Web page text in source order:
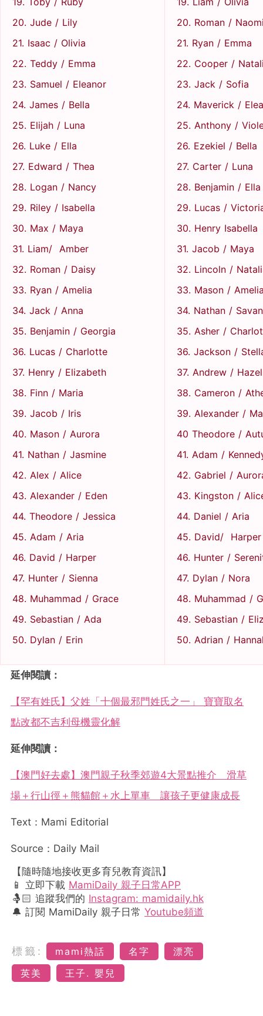
20. Jude / Lily
21. Isaac / Olivia
22. Teddy / Emma
23. Samuel / Eleanor
24. James / Bella
25. Elijah / Luna
26. Luke / Ella
27. Edward / Thea
28. Logan / Nancy
29. Riley / Isabella
30. Max / Maya
31. Liam/ Amber
32. Roman / Daisy
33. Ryan / Amelia
34. Jack / Anna
35. Benjamin / Georgia
36. Lucas / Charlotte
37. Henry / Elizabeth
38. Finn / Maria
39. Jacob / Iris
40. Mason / Aurora
41. Nathan / Jasmine
42. Alex / Alice
43. Alexander / Eden
44. Theodore / Jessica
45. Adam / Aria
46. David / Harper
47. Hunter / Sienna
48. Muhammad / Grace
49. Sebastian / Ada
50. Dylan / Erin
20. Roman /
21. Ryan / Emma
22. Cooper /
23. Jack / Sofia
24. Maverick /
25. Anthony /
26. Ezekiel / Bella
27. Carter / Luna
28. Benjamin / Ella
29. Lucas /
30. Henry Isabella
31. Jacob / Maya
32. Lincoln /
33. Mason /
34. Nathan /
35. Asher /
36. Jackson /
37. Andrew / Hazel
38. Cameron /
39. Alexander /
40 Theodore /
41. Adam /
42. Gabriel /
43. Kingston /
44. Daniel / Aria
45. David/ Harper
46. Hunter /
47. Dylan / Nora
48. Muhammad /
49. Sebastian /
50. Adrian /
延伸閱讀：
【罕有姓氏】父姓「十個最邪門姓氏之一」 寶寶取名
點改都不吉利母機靈化解
延伸閱讀：
【澳門好去處】澳門親子秋季郊遊4大景點推介 滑草
場＋行山徑＋熊貓館＋水上單車 讓孩子更健康成長
Text：Mami Editorial
Source：Daily Mail
【隨時隨地接收更多育兒教育資訊】
📱 立即下載 MamiDaily 親子日常APP
🤱🏻 追蹤我們的 Instagram: mamidaily.hk
🔔 訂閱 MamiDaily 親子日常 Youtube頻道
標籤: mami熱話 名字
漂亮
英美
王子. 嬰兒